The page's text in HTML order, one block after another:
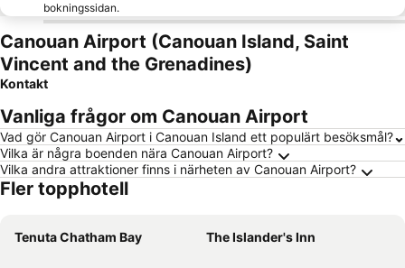
bokningssidan.
Canouan Airport (Canouan Island, Saint
Vincent and the Grenadines)
Kontakt
Vanliga frågor om Canouan Airport
Vad gör Canouan Airport i Canouan Island ett populärt besöksmål?
Vilka är några boenden nära Canouan Airport?
Vilka andra attraktioner finns i närheten av Canouan Airport?
Fler topphotell
Tenuta Chatham Bay The Islander's Inn